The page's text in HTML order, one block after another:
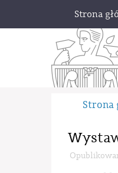
Strona
Strona